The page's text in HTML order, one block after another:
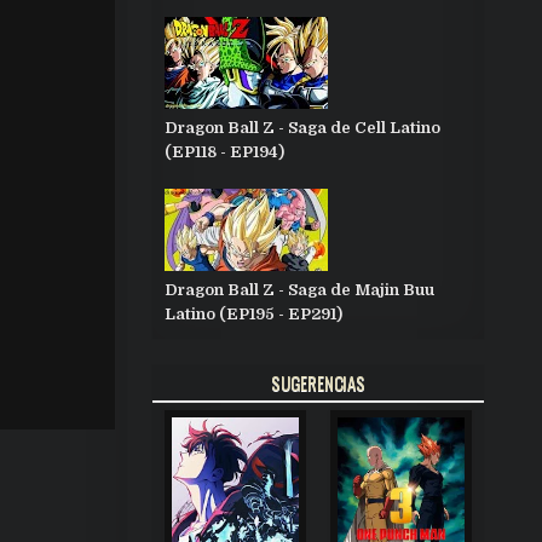
Dragon Ball Z - Saga de Cell Latino
(EP118 - EP194)
Dragon Ball Z - Saga de Majin Buu
Latino (EP195 - EP291)
SUGERENCIAS